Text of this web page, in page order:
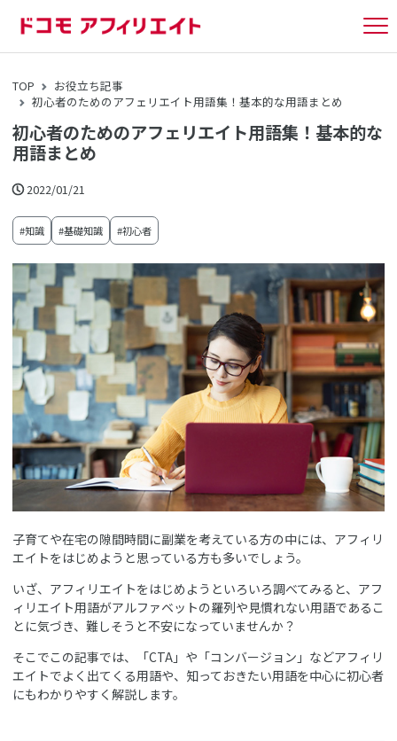
TOP
お役立ち記事
初心者のためのアフェリエイト用語集！基本的な用語まとめ
初心者のためのアフェリエイト用語集！基本的な
用語まとめ
2022/01/21
#知識 #基礎知識 #初心者
子育てや在宅の隙間時間に副業を考えている方の中には、アフィリ
エイトをはじめようと思っている方も多いでしょう。
いざ、アフィリエイトをはじめようといろいろ調べてみると、アフ
ィリエイト用語がアルファベットの羅列や見慣れない用語であるこ
とに気づき、難しそうと不安になっていませんか？
そこでこの記事では、「CTA」や「コンバージョン」などアフィリ
エイトでよく出てくる用語や、知っておきたい用語を中心に初心者
にもわかりやすく解説します。